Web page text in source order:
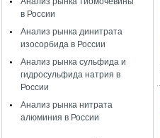
в России
Анализ рынка динитрата
изосорбида в России
Анализ рынка сульфида и
гидросульфида натрия в
России
Анализ рынка нитрата
алюминия в России